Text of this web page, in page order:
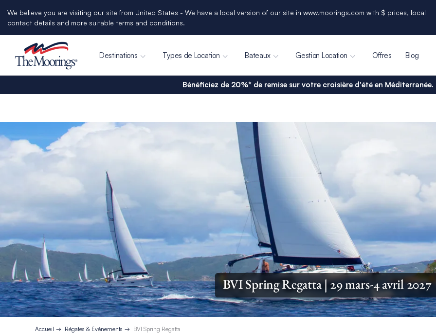
We believe you are visiting our site from United States - We have a local version of our site in www.moorings.com with $ prices, local
contact details and more suitable terms and conditions.
Destinations Types de Location Bateaux Gestion Location Offres Blog
Bénéficiez de 20%* de remise sur votre croisière d'été en Méditerranée.
BVI Spring Regatta | 29 mars-4 avril 2027
Accueil Régates & Événements BVI Spring Regatta